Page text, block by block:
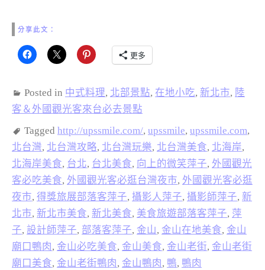
分享此文：
更多
Posted in 中式料理, 北部景點, 在地小吃, 新北市, 陸
客＆外國觀光客來台必去景點
Tagged http://upssmile.com/, upssmile, upssmile.com,
北台灣, 北台灣攻略, 北台灣玩樂, 北台灣美食, 北海岸,
北海岸美食, 台北, 台北美食, 向上的微笑萍子, 外國觀光
客必吃美食, 外國觀光客必逛台灣夜市, 外國觀光客必逛
夜市, 得獎旅展部落客萍子, 攝影人萍子, 攝影師萍子, 新
北市, 新北市美食, 新北美食, 美食旅遊部落客萍子, 萍
子, 設計師萍子, 部落客萍子, 金山, 金山在地美食, 金山
廟口鴨肉 , 金山必吃美食, 金山美食, 金山老街, 金山老街
廟口美食, 金山老街鴨肉 , 金山鴨肉 , 鴨, 鴨肉